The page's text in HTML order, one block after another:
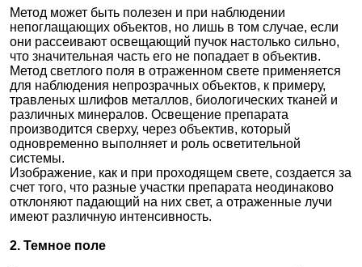
Новости
Блог
Производители
Партнеры
Технический сервис
Доставка и оплата
Метод может быть полезен и при наблюдении
непоглащающих объектов, но лишь в том случае, если
они рассеивают освещающий пучок настолько сильно,
что значительная часть его не попадает в объектив.
Метод светлого поля в отраженном свете применяется
для наблюдения непрозрачных объектов, к примеру,
травленых шлифов металлов, биологических тканей и
различных минералов. Освещение препарата
производится сверху, через объектив, который
одновременно выполняет и роль осветительной
системы.
Изображение, как и при проходящем свете, создается за
счет того, что разные участки препарата неодинаково
отклоняют падающий на них свет, а отраженные лучи
имеют различную интенсивность.
2. Темное поле